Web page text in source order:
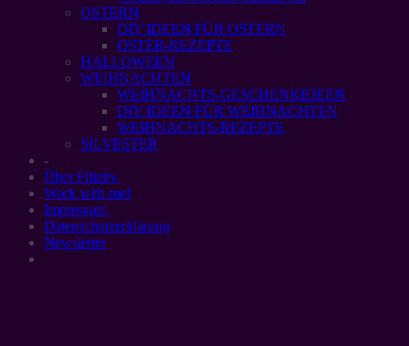
OSTERN
DIY IDEEN FÜR OSTERN
OSTER-REZEPTE
HALLOWEEN
WEIHNACHTEN
WEIHNACHTS-GESCHENKIDEEN
DIY IDEEN FÜR WEIHNACHTEN
WEIHNACHTS-REZEPTE
SILVESTER
-
Über Filizity.
Work with me!
Impressum
Datenschutzerklärung
Newsletter